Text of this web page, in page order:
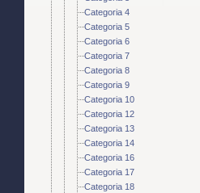
Categoria 4
Categoria 5
Categoria 6
Categoria 7
Categoria 8
Categoria 9
Categoria 10
Categoria 12
Categoria 13
Categoria 14
Categoria 16
Categoria 17
Categoria 18